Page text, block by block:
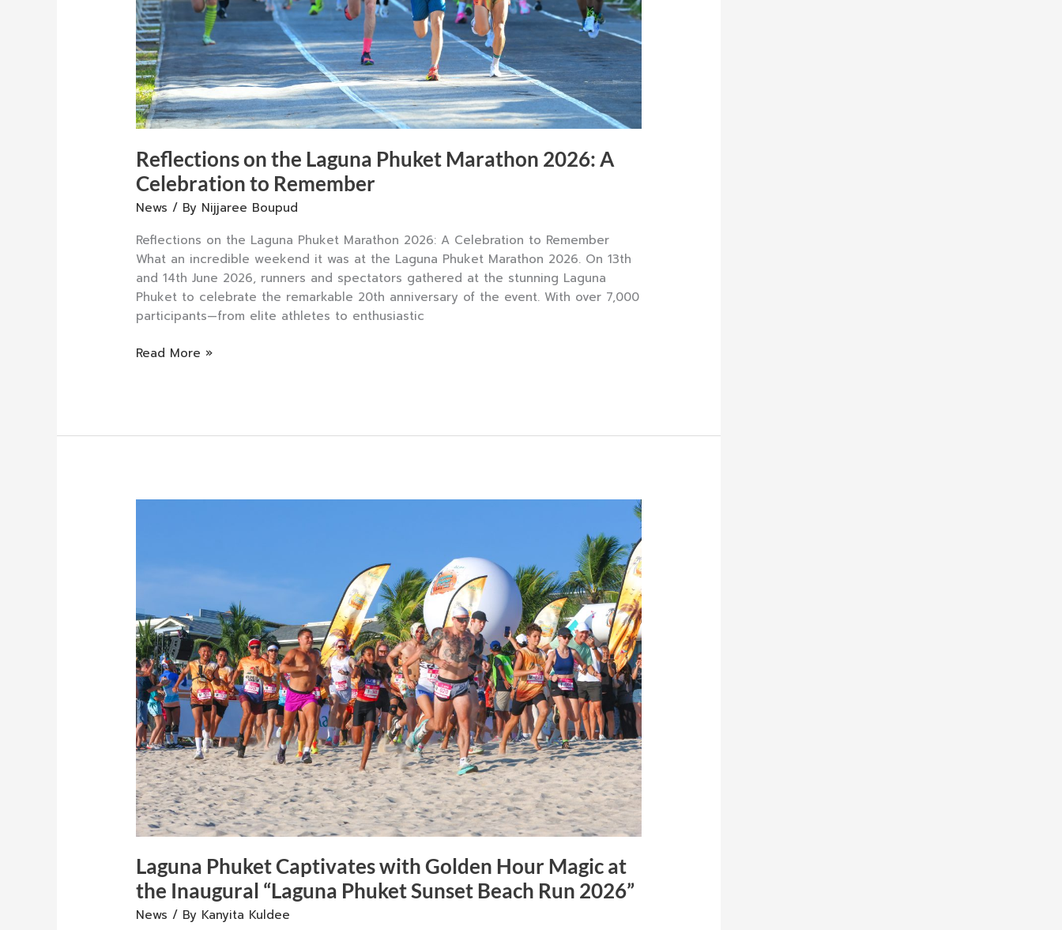
Reflections on the Laguna Phuket Marathon 2026: A
Celebration to Remember
News / By Nijjaree Boupud
Reflections on the Laguna Phuket Marathon 2026: A Celebration to Remember
What an incredible weekend it was at the Laguna Phuket Marathon 2026. On 13th
and 14th June 2026, runners and spectators gathered at the stunning Laguna
Phuket to celebrate the remarkable 20th anniversary of the event. With over 7,000
participants—from elite athletes to enthusiastic
Read More »
Laguna Phuket Captivates with Golden Hour Magic at
the Inaugural “Laguna Phuket Sunset Beach Run 2026”
News / By Kanyita Kuldee
Magic
at
the
Inaugural
“Laguna
Phuket
Sunset
Beach
Run
2026”